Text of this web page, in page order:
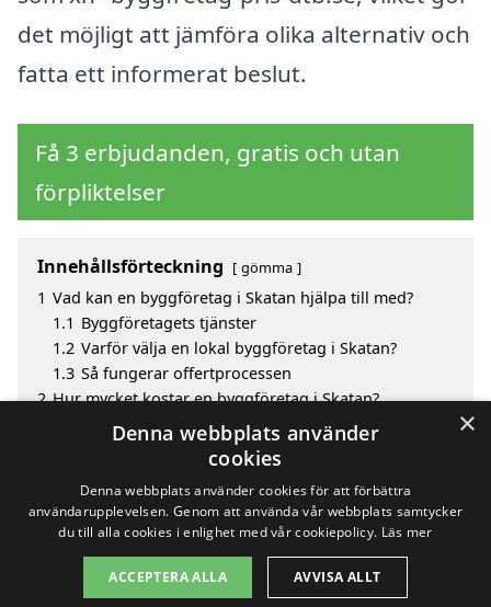
det möjligt att jämföra olika alternativ och
fatta ett informerat beslut.
Få 3 erbjudanden, gratis och utan
förpliktelser
Innehållsförteckning gömma
1 Vad kan en byggföretag i Skatan hjälpa till med?
1.1 Byggföretagets tjänster
1.2 Varför välja en lokal byggföretag i Skatan?
1.3 Så fungerar offertprocessen
2 Hur mycket kostar en byggföretag i Skatan?
Fördelar med att välja byggföretag i Skatan
Sök efter en skicklig byggföretag i de omgivande
Copyright 2026 - Pilanto Aps
×
Denna webbplats använder
cookies
Denna webbplats använder cookies för att förbättra
användarupplevelsen. Genom att använda vår webbplats samtycker
du till alla cookies i enlighet med vår cookiepolicy. Läs mer
ACCEPTERA ALLA AVVISA ALLT